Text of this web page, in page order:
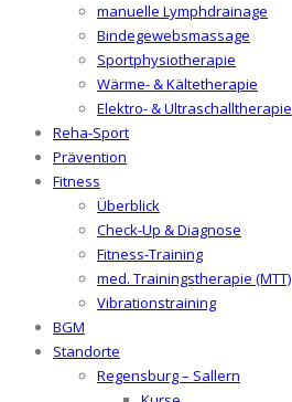
manuelle Lymphdrainage
Bindegewebsmassage
Sportphysiotherapie
Wärme- & Kältetherapie
Elektro- & Ultraschalltherapie
Reha-Sport
Prävention
Fitness
Überblick
Check-Up & Diagnose
Fitness-Training
med. Trainingstherapie (MTT)
Vibrationstraining
BGM
Standorte
Regensburg – Sallern